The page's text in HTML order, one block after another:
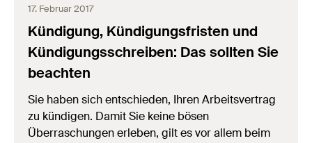
17. Februar 2017
Kündigung, Kündigungsfristen und
Kündigungsschreiben: Das sollten Sie
beachten
Sie haben sich entschieden, Ihren Arbeitsvertrag
zu kündigen. Damit Sie keine bösen
Überraschungen erleben, gilt es vor allem beim